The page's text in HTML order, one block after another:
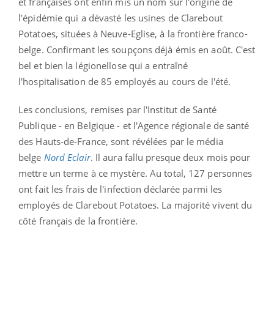
l'épidémie qui a dévasté les usines de Clarebout
Potatoes, situées à Neuve-Eglise, à la frontière franco-
belge. Confirmant les soupçons déjà émis en août. C'est
bel et bien la légionellose qui a entraîné
l'hospitalisation de 85 employés au cours de l'été.
Les conclusions, remises par l'Institut de Santé
Publique - en Belgique - et l'Agence régionale de santé
des Hauts-de-France, sont révélées par le média
belge Nord Eclair. Il aura fallu presque deux mois pour
mettre un terme à ce mystère. Au total, 127 personnes
ont fait les frais de l'infection déclarée parmi les
employés de Clarebout Potatoes. La majorité vivent du
côté français de la frontière.